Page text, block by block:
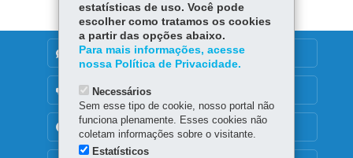
DENUNCIE CORRUPÇÃO
OUVIDORIA
TRANSPARÊNCIA INSTITUCIONAL
estatísticas de uso. Você pode
escolher como tratamos os cookies
a partir das opções abaixo.
Para mais informações, acesse
nossa Política de Privacidade.
Necessários
Sem esse tipo de cookie, nosso portal não
funciona plenamente. Esses cookies não
coletam informações sobre o visitante.
Estatísticos